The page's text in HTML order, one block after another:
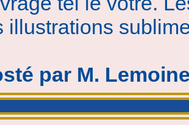
illustrations
par M.